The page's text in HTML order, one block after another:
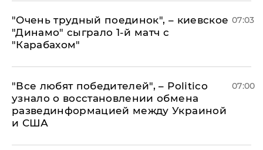
"Очень трудный поединок", – киевское
"Динамо" сыграло 1-й матч с
"Карабахом"
07:03
​"Все любят победителей", – Politico
узнало о восстановлении обмена
развединформацией между Украиной
и США
07:00